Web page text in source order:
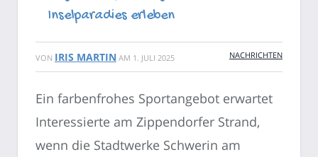
Inselparadies erleben
VON IRIS MARTIN AM 1. JULI 2025 NACHRICHTEN
Ein farbenfrohes Sportangebot erwartet
Interessierte am Zippendorfer Strand,
wenn die Stadtwerke Schwerin am